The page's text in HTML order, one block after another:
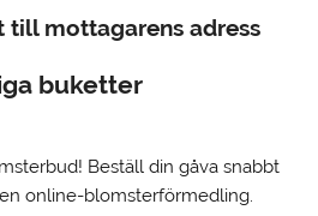
till mottagarens adress
buketter
Beställ din gåva snabbt
online-blomsterförmedling.